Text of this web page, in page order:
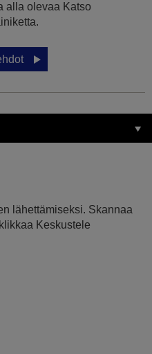
alla olevaa Katso
lähettämiseksi. Skannaa
Keskustele